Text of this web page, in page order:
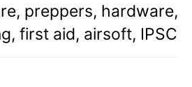
preppers, hardware,
first aid, airsoft, IPSC